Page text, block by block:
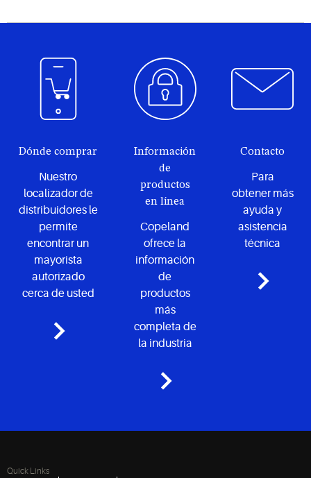
Dónde comprar
Nuestro
localizador de
distribuidores le
permite
encontrar un
mayorista
autorizado
cerca de usted
Información
de
productos
en línea
Copeland
ofrece la
información
de
productos
más
completa de
la industria
Contacto
Para
obtener más
ayuda y
asistencia
técnica
Quick Links